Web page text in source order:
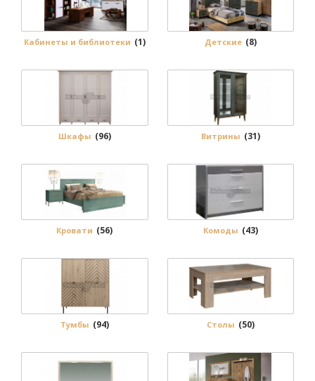
Кабинеты и библиотеки (1) Детские (8)
Шкафы (96) Витрины (31)
Кровати (56) Комоды (43)
Тумбы (94) Столы (50)